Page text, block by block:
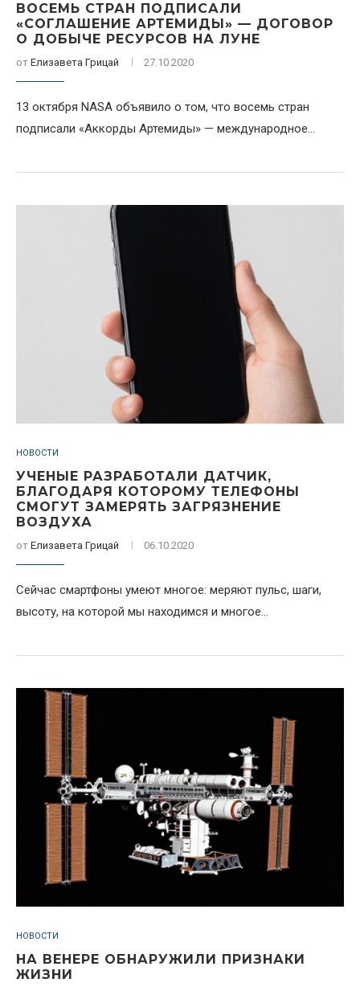
ВОСЕМЬ СТРАН ПОДПИСАЛИ
«СОГЛАШЕНИЕ АРТЕМИДЫ» — ДОГОВОР
О ДОБЫЧЕ РЕСУРСОВ НА ЛУНЕ
от Елизавета Грицай 27.10.2020
13 октября NASA объявило о том, что восемь стран
подписали «Аккорды Артемиды» — международное...
НОВОСТИ
УЧЕНЫЕ РАЗРАБОТАЛИ ДАТЧИК,
БЛАГОДАРЯ КОТОРОМУ ТЕЛЕФОНЫ
СМОГУТ ЗАМЕРЯТЬ ЗАГРЯЗНЕНИЕ
ВОЗДУХА
от Елизавета Грицай 06.10.2020
Сейчас смартфоны умеют многое: меряют пульс, шаги,
высоту, на которой мы находимся и многое...
НОВОСТИ
НА ВЕНЕРЕ ОБНАРУЖИЛИ ПРИЗНАКИ
ЖИЗНИ